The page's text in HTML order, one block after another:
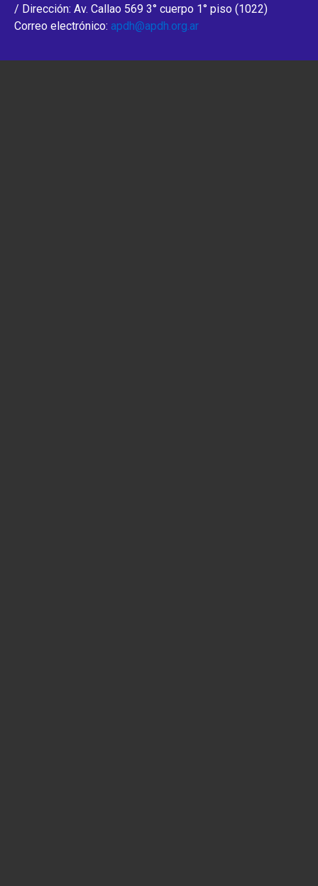
/ Dirección: Av. Callao 569 3° cuerpo 1° piso (1022)
Correo electrónico: apdh@apdh.org.ar